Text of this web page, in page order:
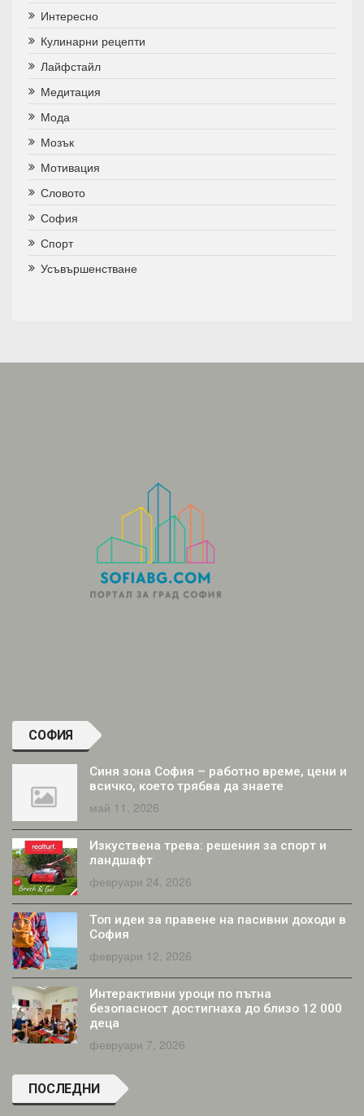
Интересно
Кулинарни рецепти
Лайфстайл
Медитация
Мода
Мозък
Мотивация
Словото
София
Спорт
Усъвършенстване
СОФИЯ
Синя зона София – работно време, цени и
всичко, което трябва да знаете
май 11, 2026
Изкуствена трева: решения за спорт и
ландшафт
февруари 24, 2026
Топ идеи за правене на пасивни доходи в
София
февруари 12, 2026
Интерактивни уроци по пътна
безопасност достигнаха до близо 12 000
деца
февруари 7, 2026
ПОСЛЕДНИ